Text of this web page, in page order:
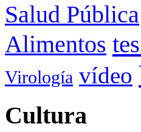
Salud Pública
Alimentos
Virología vídeo
Cultura